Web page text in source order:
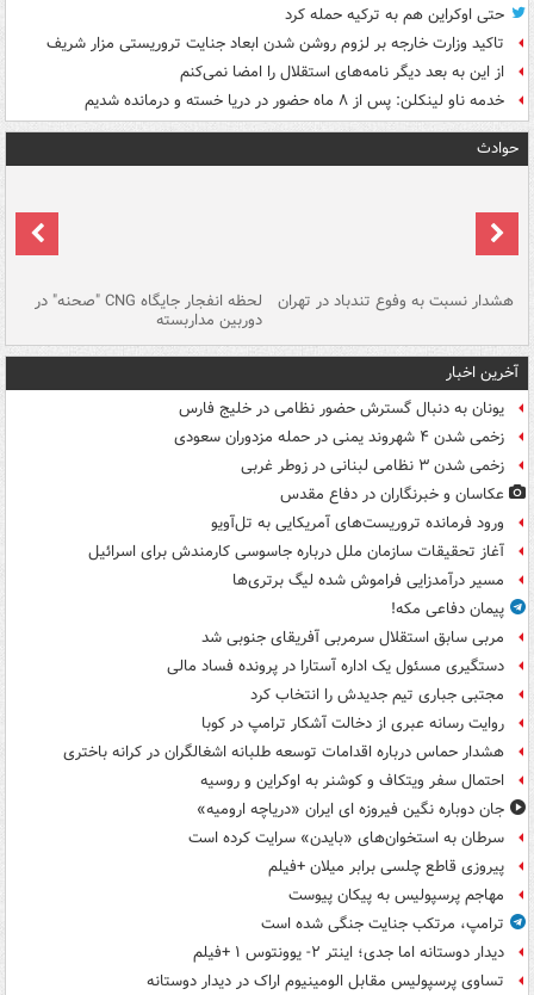
حتی اوکراین هم به ترکیه حمله کرد
تاکید وزارت خارجه بر لزوم روشن شدن ابعاد جنایت تروریستی مزار شریف
از این به بعد دیگر نامه‌های استقلال را امضا نمی‌کنم
خدمه ناو لینکلن: پس از ۸ ماه حضور در دریا خسته و درمانده‌ شدیم
حوادث
هشدار نسبت به وفوع تندباد در تهران لحظه انفجار جایگاه CNG "صحنه" در
دوربین مداربسته
آخرین اخبار
یونان به دنبال گسترش حضور نظامی در خلیج فارس
زخمی شدن ۴ شهروند یمنی در حمله مزدوران سعودی
زخمی شدن ۳ نظامی لبنانی در زوطر غربی
عکاسان و خبرنگاران در دفاع مقدس
ورود فرمانده تروریست‌های آمریکایی به تل‌آویو
آغاز تحقیقات سازمان ملل درباره جاسوسی کارمندش برای اسرائیل
مسیر درآمدزایی فراموش شده لیگ برتری‌ها
پیمان دفاعی مکه!
مربی سابق استقلال سرمربی آفریقای جنوبی شد
دستگیری مسئول یک اداره آستارا در پرونده فساد مالی
مجتبی جباری تیم جدیدش را انتخاب کرد
روایت رسانه عبری از دخالت آشکار ترامپ در کوبا
هشدار حماس درباره اقدامات توسعه طلبانه اشغالگران در کرانه باختری
احتمال سفر ویتکاف و کوشنر به اوکراین و روسیه
جان دوباره نگین فیروزه ای ایران «دریاچه ارومیه»
سرطان به استخوان‌های «بایدن» سرایت کرده است
پیروزی قاطع چلسی برابر میلان +فیلم
مهاجم پرسپولیس به پیکان پیوست
ترامپ، مرتکب جنایت جنگی شده است
دیدار دوستانه اما جدی؛ اینتر ۲- یوونتوس ۱ +فیلم
تساوی پرسپولیس مقابل الومینیوم اراک در دیدار دوستانه